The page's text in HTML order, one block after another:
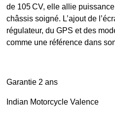
de 105 CV, elle allie
châssis soigné. L’ajout de
régulateur, du GPS et des
comme une référence dans
Garantie 2 ans
Indian Motorcycle Valence